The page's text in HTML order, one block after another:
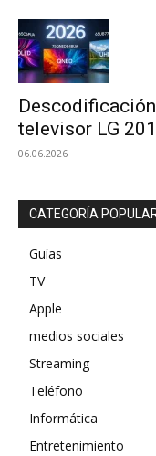
televisor LG
06.06.2026
CATEGORÍA
Guías
TV
Apple
medios sociales
Streaming
Teléfono
Informática
Entretenimiento